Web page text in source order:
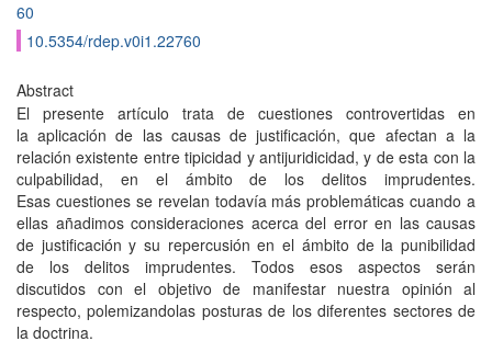
60
10.5354/rdep.v0i1.22760
Abstract
El presente artículo trata de cuestiones controvertidas en
la aplicación de las causas de justificación, que afectan a la
relación existente entre tipicidad y antijuridicidad, y de esta con la
culpabilidad, en el ámbito de los delitos imprudentes.
Esas cuestiones se revelan todavía más problemáticas cuando a
ellas añadimos consideraciones acerca del error en las causas
de justificación y su repercusión en el ámbito de la punibilidad
de los delitos imprudentes. Todos esos aspectos serán
discutidos con el objetivo de manifestar nuestra opinión al
respecto, polemizandolas posturas de los diferentes sectores de
la doctrina.